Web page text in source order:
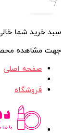
سبد خرید شما
جهت مشاهده
صفحه اصلی
فروشگاه